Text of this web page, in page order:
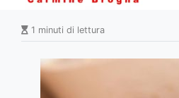
1 minuti di lettura